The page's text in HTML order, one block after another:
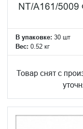
NT/A161/5009
В упаковке: 30 шт
Вес: 0.52 кг
Товар снят с